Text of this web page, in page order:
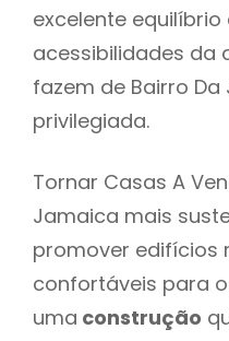
excelente equilíbrio
acessibilidades da
fazem de Bairro
privilegiada.
Tornar Casas A
Jamaica mais
promover edifícios
confortáveis para
uma construção